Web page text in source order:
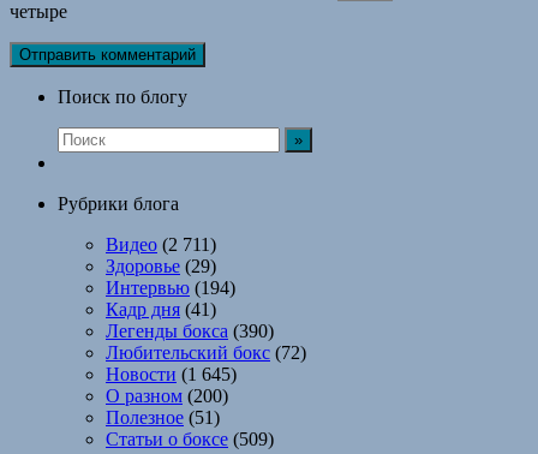
четыре
Поиск по блогу
Рубрики блога
Видео (2 711)
Здоровье (29)
Интервью (194)
Кадр дня (41)
Легенды бокса (390)
Любительский бокс (72)
Новости (1 645)
О разном (200)
Полезное (51)
Статьи о боксе (509)